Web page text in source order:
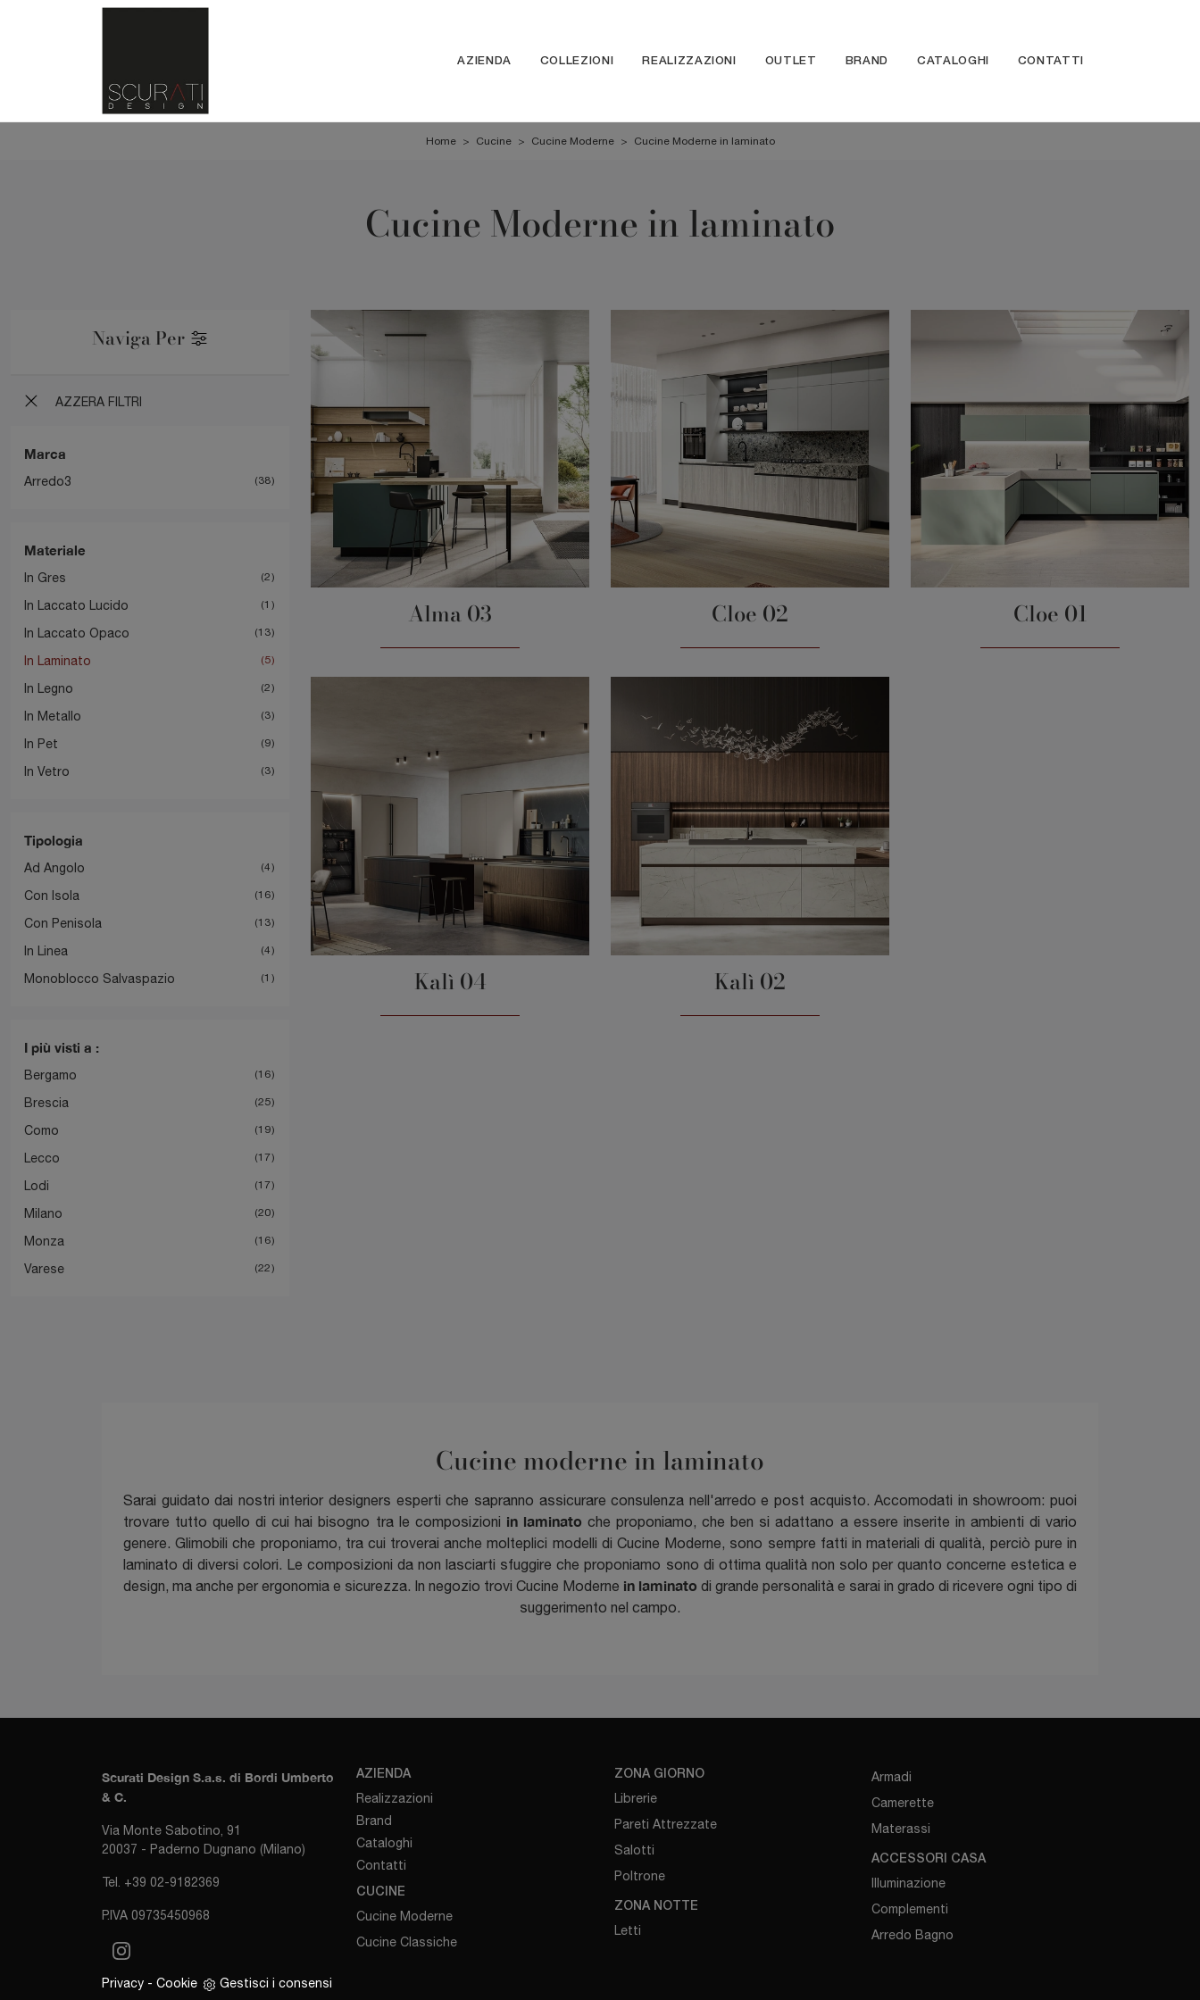
AZIENDA COLLEZIONI REALIZZAZIONI OUTLET BRAND CATALOGHI CONTATTI
Home > Cucine > Cucine Moderne > Cucine Moderne in laminato
Cucine Moderne in laminato
Naviga Per
AZZERA FILTRI
Marca
Arredo3 38
Materiale
In Gres 2
In Laccato Lucido 1
In Laccato Opaco 13
In Laminato 5
In Legno 2
In Metallo 3
In Pet 9
In Vetro 3
Tipologia
Ad Angolo 4
Con Isola 16
Con Penisola 13
In Linea 4
Monoblocco Salvaspazio 1
I più visti a :
Bergamo 16
Brescia 25
Como 19
Lecco 17
Lodi 17
Milano 20
Monza 16
Varese 22
Alma 03 Cloe 02 Cloe 01
Kalì 04 Kalì 02
Cucine moderne in laminato
Sarai guidato dai nostri interior designers esperti che sapranno assicurare consulenza nell'arredo e post acquisto. Accomodati in showroom: puoi
trovare tutto quello di cui hai bisogno tra le composizioni in laminato che proponiamo, che ben si adattano a essere inserite in ambienti di vario
genere. Glimobili che proponiamo, tra cui troverai anche molteplici modelli di Cucine Moderne, sono sempre fatti in materiali di qualità, perciò pure in
laminato di diversi colori. Le composizioni da non lasciarti sfuggire che proponiamo sono di ottima qualità non solo per quanto concerne estetica e
design, ma anche per ergonomia e sicurezza. In negozio trovi Cucine Moderne in laminato di grande personalità e sarai in grado di ricevere ogni tipo di
suggerimento nel campo.
Scurati Design S.a.s. di Bordi Umberto
& C.
Via Monte Sabotino, 91
20037 - Paderno Dugnano (Milano)
Tel. +39 02-9182369
P.IVA 09735450968
Privacy - Cookie Gestisci i consensi
AZIENDA
Realizzazioni
Brand
Cataloghi
Contatti
CUCINE
Cucine Moderne
Cucine Classiche
ZONA GIORNO
Librerie
Pareti Attrezzate
Salotti
Poltrone
ZONA NOTTE
Letti
Armadi
Camerette
Materassi
ACCESSORI CASA
Illuminazione
Complementi
Arredo Bagno